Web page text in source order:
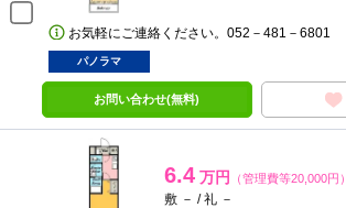
お気軽にご連絡ください。052－481－6801
パノラマ
お問い合わせ(無料)
6.4 万円 （管理費等20,000円）
敷 － / 礼 －